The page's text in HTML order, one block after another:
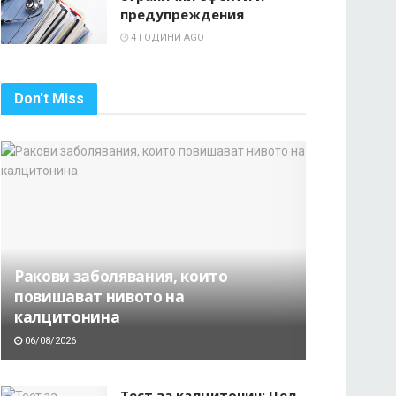
предупреждения
4 ГОДИНИ AGO
Don't Miss
Ракови заболявания, които
повишават нивото на
калцитонина
06/08/2026